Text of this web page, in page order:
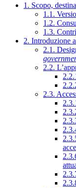
1. Scopo,
1.1.
1.2.
1.3.
2. Introduzione
2.1.
2.2.
2.3.